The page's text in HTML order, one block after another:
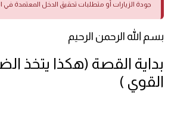
جودة الزيارات أو متطلبات تحقيق الدخل المعتمدة في
بسم الله الرحمن الرحيم
بداية القصة (هكذا يتخذ
القوي )